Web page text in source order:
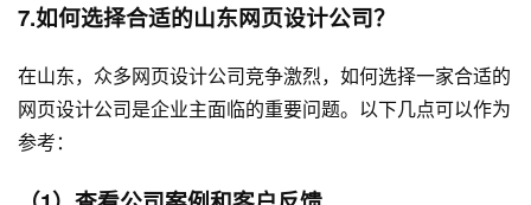
7.如何选择合适的山东网页设计公司？
在山东，众多网页设计公司竞争激烈，如何选择一家合适的
网页设计公司是企业主面临的重要问题。以下几点可以作为
参考：